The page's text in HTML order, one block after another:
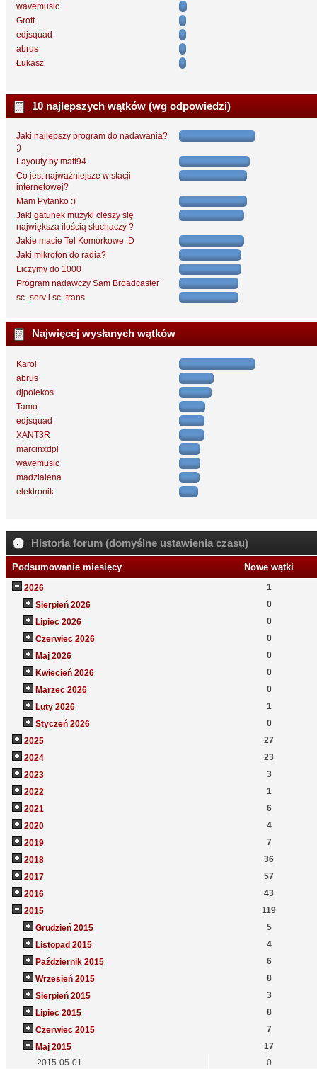
wavemusic
Grott
edjsquad
abrus
Łukasz
10 najlepszych wątków (wg odpowiedzi)
Jaki najlepszy program do nadawania?
;)
Layouty by matt94
Co jest najważniejsze w stacji
internetowej?
Mam Pytanko :)
Jaki gatunek muzyki cieszy się
największa ilością słuchaczy ?
Jakie macie Tel Komórkowe :D
Jaki mikrofon do radia?
Liczymy do 1000
Program nadawczy Sam Broadcaster
sc_serv i sc_trans
Najwięcej wysłanych wątków
Karol
abrus
djpolekos
Tamo
edjsquad
XANT3R
marcinxdpl
wavemusic
madzialena
elektronik
Historia forum (domyślne ustawienia czasu)
Podsumowanie miesięcy Nowe wątki
2026
1
Sierpień 2026
0
Lipiec 2026
0
Czerwiec 2026
0
Maj 2026
0
Kwiecień 2026
0
Marzec 2026
0
Luty 2026
1
Styczeń 2026
0
2025
27
2024
23
2023
3
2022
1
2021
6
2020
4
2019
7
2018
36
2017
57
2016
43
2015
119
Grudzień 2015
5
Listopad 2015
4
Październik 2015
6
Wrzesień 2015
8
Sierpień 2015
3
Lipiec 2015
8
Czerwiec 2015
7
Maj 2015
17
2015-05-01
0